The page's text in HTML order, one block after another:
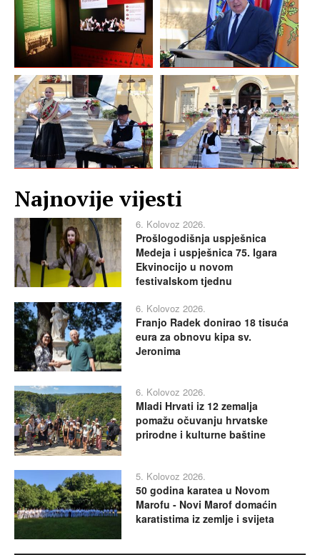
Najnovije vijesti
6. Kolovoz 2026.
Prošlogodišnja uspješnica
Medeja i uspješnica 75. Igara
Ekvinocijo u novom
festivalskom tjednu
6. Kolovoz 2026.
Franjo Radek donirao 18 tisuća
eura za obnovu kipa sv.
Jeronima
6. Kolovoz 2026.
Mladi Hrvati iz 12 zemalja
pomažu očuvanju hrvatske
prirodne i kulturne baštine
5. Kolovoz 2026.
50 godina karatea u Novom
Marofu - Novi Marof domaćin
karatistima iz zemlje i svijeta